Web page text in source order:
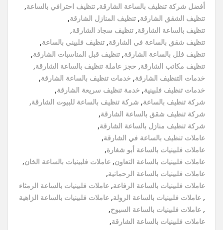
أفضل شركة تنظيف بالساعة الشارقة, تنظيف احترافي بالساعة,
تنظيف الشقق الشارقة, تنظيف المنازل الشارقة,
تنظيف بالساعة الشارقة, تنظيف سجاد الشارقة,
تنظيف شقق بالساعة في الشارقة, تنظيف فلبيني بالساعة,
تنظيف فلل بالساعة الشارقة, تنظيف قبل المناسبات الشارقة,
تنظيف مكاتب الشارقة, حجز عاملة تنظيف بالساعة الشارقة,
خدمات التنظيف الشارقة, خدمات تنظيف بالساعة الشارقة,
خدمات تنظيف فلبينية, خدمة تنظيف سريعة الشارقة,
شركة تنظيف بالساعة, شركة تنظيف بالساعة للبيوت الشارقة,
شركة تنظيف شقق بالساعة الشارقة,
شركة تنظيف منازل بالساعة الشارقة,
عاملات تنظيف بالساعة في الشارقة,
عاملات فلبينيات بالساعة أبو شغارة,
عاملات فلبينيات بالساعة التعاون, عاملات فلبينيات بالساعة الخان,
عاملات فلبينيات بالساعة الرحمانية,
عاملات فلبينيات بالساعة الرفاعة, عاملات فلبينيات بالساعة الرمثاء
, عاملات فلبينيات بالساعة الرولة, عاملات فلبينيات بالساعة الزاهية
, عاملات فلبينيات بالساعة السيوح,
عاملات فلبينيات بالساعة الشارقة,